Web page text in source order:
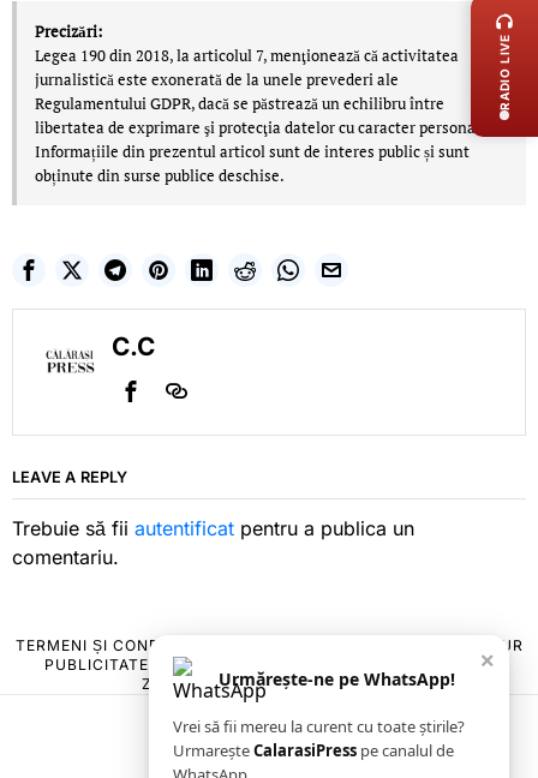
Precizări:
Legea 190 din 2018, la articolul 7, menţionează că activitatea
jurnalistică este exonerată de la unele prevederi ale
Regulamentului GDPR, dacă se păstrează un echilibru între
libertatea de exprimare şi protecţia datelor cu caracter personal.
Informațiile din prezentul articol sunt de interes public și sunt
obținute din surse publice deschise.
C.C
LEAVE A REPLY
Trebuie să fii autentificat pentru a publica un
comentariu.
TERMENI ȘI CONDIȚII
POLITICA DE ANULARE & RETUR
PUBLICITATE ONLINE & TIPĂRITĂ
CONTACT
ZIARUL ANUNȚUL CĂLĂRĂȘEAN
×
Urmărește-ne pe WhatsApp!
Vrei să fii mereu la curent cu toate știrile?
UrmareșteCalarasiPress pe canalul de
RADIO LIVE